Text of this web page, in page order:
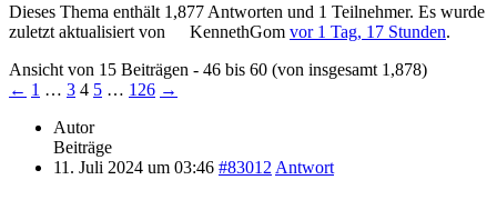
Dieses Thema enthält 1,877 Antworten und 1 Teilnehmer. Es wurde
zuletzt aktualisiert von
KennethGom vor 1 Tag, 17 Stunden.
Ansicht von 15 Beiträgen - 46 bis 60 (von insgesamt 1,878)
← 1 … 3 4 5 … 126 →
Autor
Beiträge
11. Juli 2024 um 03:46 #83012 Antwort